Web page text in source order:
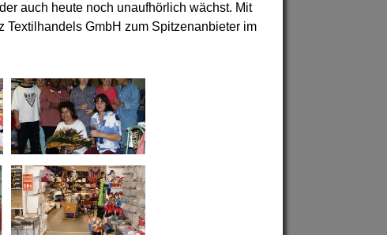
auch heute noch unaufhörlich wächst. Mit
Textilhandels GmbH zum Spitzenanbieter im